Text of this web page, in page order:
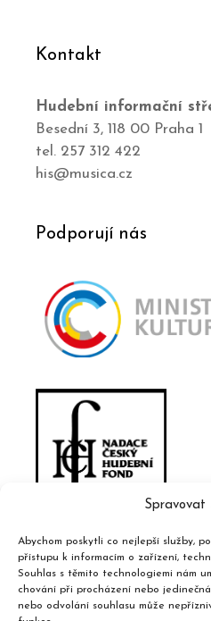
Spravovat
Abychom poskytli co nejlepší služby,
přístupu k informacím o zařízení,
Souhlas s těmito technologiemi nám
chování při procházení nebo
nebo odvolání souhlasu může
Kontakt
Hudební informační
Besední 3, 118 00 Praha 1
tel. 257 312 422
his@musica.cz
Podporují nás